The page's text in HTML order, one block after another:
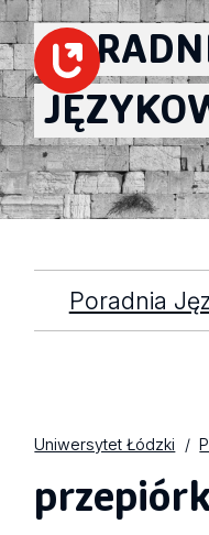
Poradnia
Uniwersytet Łódzki